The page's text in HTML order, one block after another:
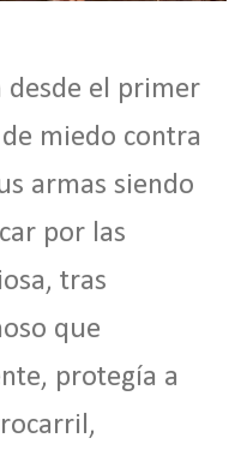
desde el primer
miedo contra
armas siendo
por las
tras
que
protegía a